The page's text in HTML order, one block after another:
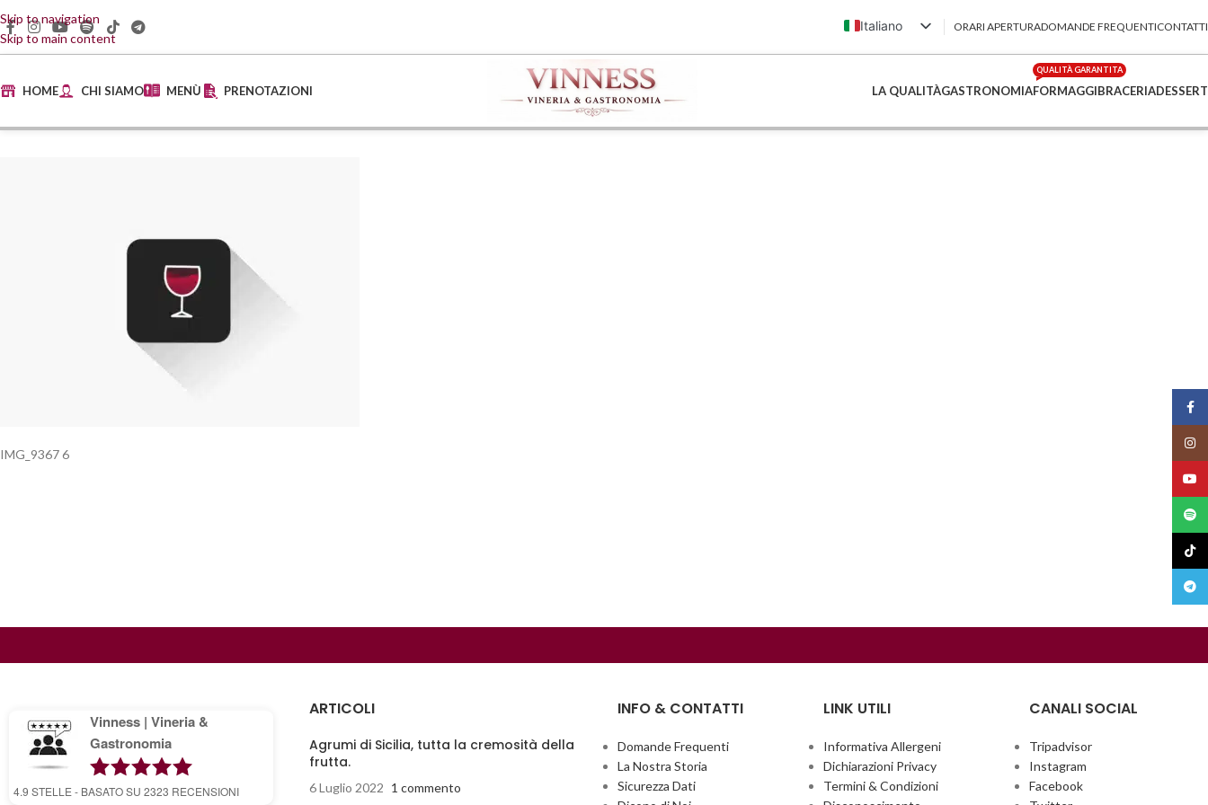
Skip to navigation
Skip to main content
Italiano
English (UK)
Français
ORARI APERTURADOMANDE FREQUENTICONTATTI
HOME CHI SIAMO MENÙ PRENOTAZIONI LA QUALITÀGASTRONOMIAFORMAGGI
QUALITÀ GARANTITA
BRACERIADESSERT
IMG_9367 6
Vinness | Vineria &
Gastronomia
4.9 STELLE - BASATO SU 2323 RECENSIONI
ARTICOLI
Agrumi di Sicilia, tutta la cremosità della
frutta.
6 Luglio 2022 1 commento
INFO & CONTATTI
Domande Frequenti
La Nostra Storia
Sicurezza Dati
LINK UTILI
Informativa Allergeni
Dichiarazioni Privacy
Termini & Condizioni
CANALI SOCIAL
Tripadvisor
Instagram
Facebook